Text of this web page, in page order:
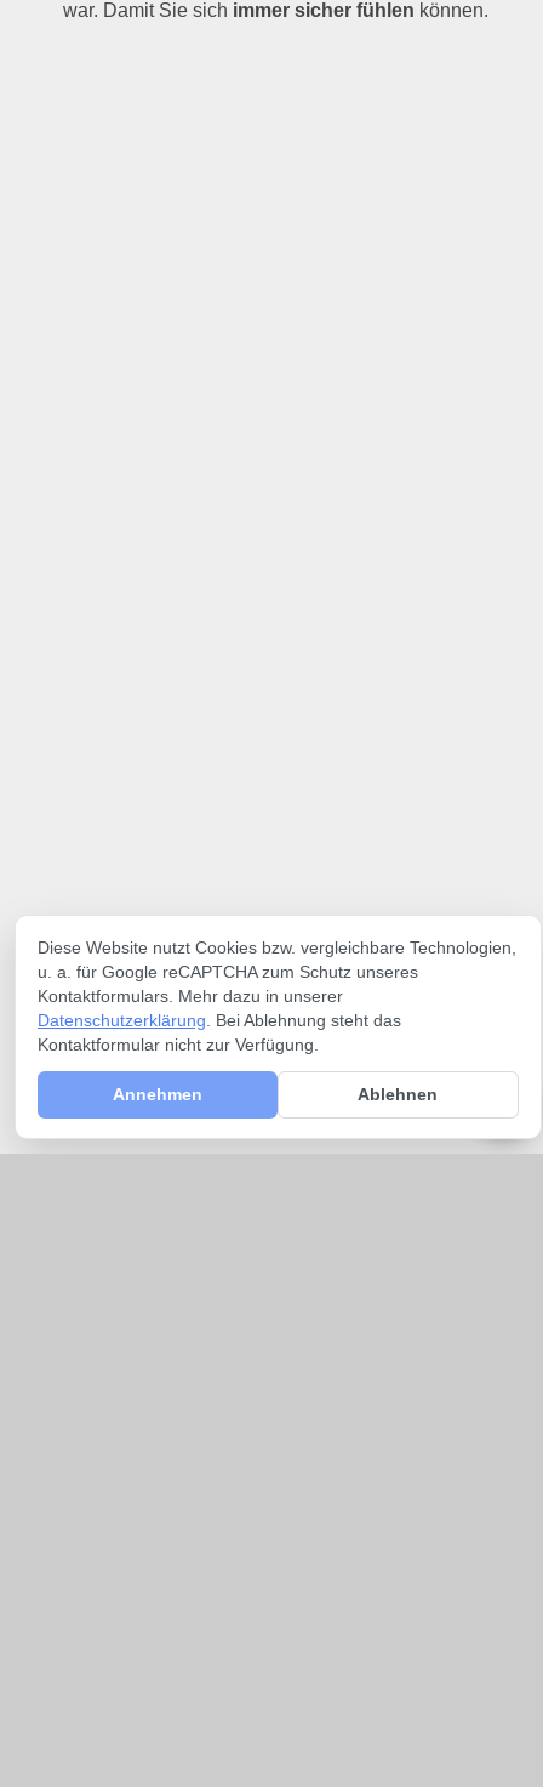
war. Damit Sie sich immer sicher fühlen können.
Diese Website nutzt Cookies bzw. vergleichbare Technologien,
u. a. für Google reCAPTCHA zum Schutz unseres
Kontaktformulars. Mehr dazu in unserer
Datenschutzerklärung . Bei Ablehnung steht das
Kontaktformular nicht zur Verfügung.
Annehmen Ablehnen